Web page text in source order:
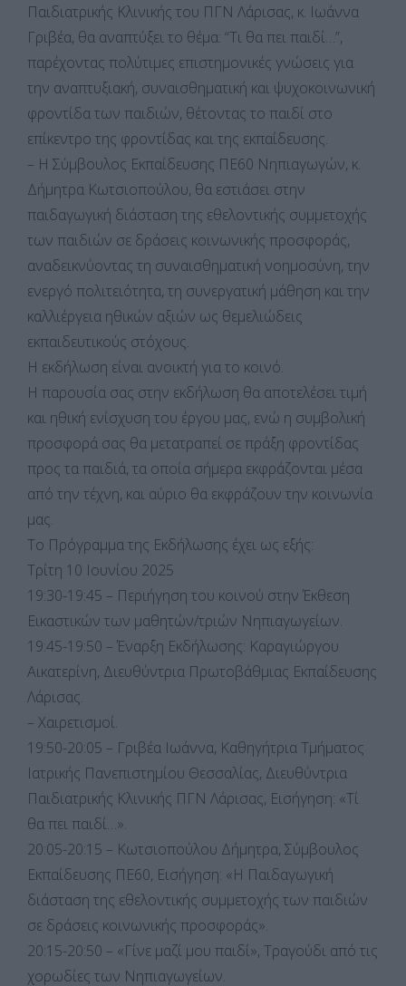
Παιδιατρικής Κλινικής του ΠΓΝ Λάρισας, κ. Ιωάννα
Γριβέα, θα αναπτύξει το θέμα: “Τι θα πει παιδί…”,
παρέχοντας πολύτιμες επιστημονικές γνώσεις για
την αναπτυξιακή, συναισθηματική και ψυχοκοινωνική
φροντίδα των παιδιών, θέτοντας το παιδί στο
επίκεντρο της φροντίδας και της εκπαίδευσης.
– Η Σύμβουλος Εκπαίδευσης ΠΕ60 Νηπιαγωγών, κ.
Δήμητρα Κωτσιοπούλου, θα εστιάσει στην
παιδαγωγική διάσταση της εθελοντικής συμμετοχής
των παιδιών σε δράσεις κοινωνικής προσφοράς,
αναδεικνύοντας τη συναισθηματική νοημοσύνη, την
ενεργό πολιτειότητα, τη συνεργατική μάθηση και την
καλλιέργεια ηθικών αξιών ως θεμελιώδεις
εκπαιδευτικούς στόχους.
Η εκδήλωση είναι ανοικτή για το κοινό.
Η παρουσία σας στην εκδήλωση θα αποτελέσει τιμή
και ηθική ενίσχυση του έργου μας, ενώ η συμβολική
προσφορά σας θα μετατραπεί σε πράξη φροντίδας
προς τα παιδιά, τα οποία σήμερα εκφράζονται μέσα
από την τέχνη, και αύριο θα εκφράζουν την κοινωνία
μας.
Το Πρόγραμμα της Εκδήλωσης έχει ως εξής:
Τρίτη 10 Ιουνίου 2025
19:30-19:45 – Περιήγηση του κοινού στην Έκθεση
Εικαστικών των μαθητών/τριών Νηπιαγωγείων.
19:45-19:50 – Έναρξη Εκδήλωσης: Καραγιώργου
Αικατερίνη, Διευθύντρια Πρωτοβάθμιας Εκπαίδευσης
Λάρισας.
– Χαιρετισμοί.
19:50-20:05 – Γριβέα Ιωάννα, Καθηγήτρια Τμήματος
Ιατρικής Πανεπιστημίου Θεσσαλίας, Διευθύντρια
Παιδιατρικής Κλινικής ΠΓΝ Λάρισας, Εισήγηση: «Τί
θα πει παιδί…».
20:05-20:15 – Κωτσιοπούλου Δήμητρα, Σύμβουλος
Εκπαίδευσης ΠΕ60, Εισήγηση: «Η Παιδαγωγική
διάσταση της εθελοντικής συμμετοχής των παιδιών
σε δράσεις κοινωνικής προσφοράς».
20:15-20:50 – «Γίνε μαζί μου παιδί», Τραγούδι από τις
χορωδίες των Νηπιαγωγείων.